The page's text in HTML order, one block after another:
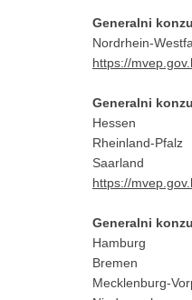
Generalni
Nordrhein-
https://
Generalni
Hessen
Rheinland-Pfalz
Saarland
https://
Generalni
Hamburg
Bremen
Mecklenburg-